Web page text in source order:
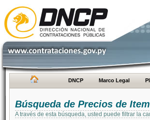
DNCP Marco Legal
Búsqueda de Precios de
A través de esta búsqueda, usted puede filtrar la